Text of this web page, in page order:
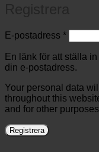
E-postadress *
En länk för att ställa
din e-postadress.
Your personal data
throughout this
and for other
Registrera